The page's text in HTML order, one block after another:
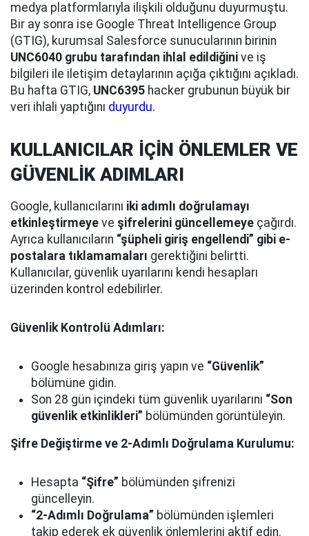
medya platformlarıyla ilişkili olduğunu duyurmuştu.
Bir ay sonra ise Google Threat Intelligence Group
(GTIG), kurumsal Salesforce sunucularının birinin
UNC6040 grubu tarafından ihlal edildiğini ve iş
bilgileri ile iletişim detaylarının açığa çıktığını açıkladı.
Bu hafta GTIG, UNC6395 hacker grubunun büyük bir
veri ihlali yaptığını duyurdu.
KULLANICILAR İÇİN ÖNLEMLER VE
GÜVENLİK ADIMLARI
Google, kullanıcılarını iki adımlı doğrulamayı
etkinleştirmeye ve şifrelerini güncellemeye çağırdı.
Ayrıca kullanıcıların “şüpheli giriş engellendi” gibi e-
postalara tıklamamaları gerektiğini belirtti.
Kullanıcılar, güvenlik uyarılarını kendi hesapları
üzerinden kontrol edebilirler.
Güvenlik Kontrolü Adımları:
Google hesabınıza giriş yapın ve “Güvenlik”
bölümüne gidin.
Son 28 gün içindeki tüm güvenlik uyarılarını “Son
güvenlik etkinlikleri” bölümünden görüntüleyin.
Şifre Değiştirme ve 2-Adımlı Doğrulama Kurulumu:
Hesapta “Şifre” bölümünden şifrenizi
güncelleyin.
“2-Adımlı Doğrulama” bölümünden işlemleri
takip ederek ek güvenlik önlemlerini aktif edin.